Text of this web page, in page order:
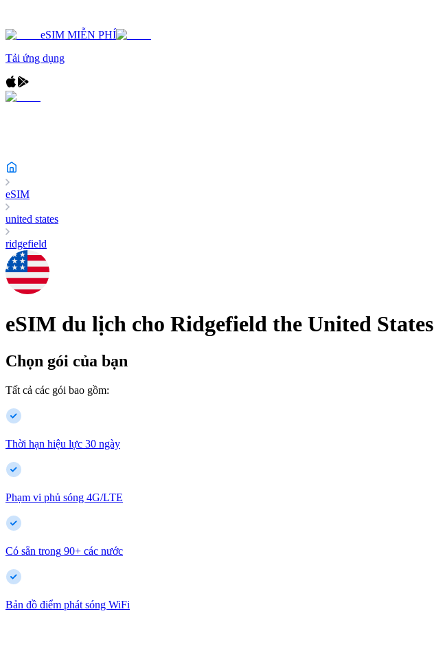
eSIM MIỄN PHÍ
Tải ứng dụng
eSIM
united states
ridgefield
eSIM du lịch cho Ridgefield the United States
Chọn gói của bạn
Tất cả các gói bao gồm:
Thời hạn hiệu lực 30 ngày
Phạm vi phủ sóng 4G/LTE
Có sẵn trong 90+ các nước
Bản đồ điểm phát sóng WiFi